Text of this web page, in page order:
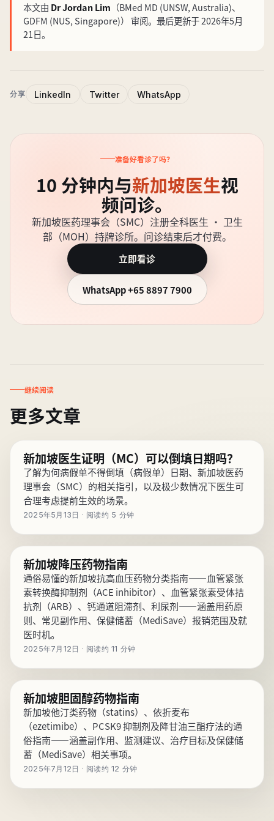
本文由 Dr Jordan Lim （BMed MD (UNSW, Australia)、
GDFM (NUS, Singapore)）
审阅。最后更新于 2026年5月
21日。
分享 LinkedIn Twitter WhatsApp
准备好看诊了吗？
10 分钟内与新加坡医生视
频问诊。
新加坡医药理事会（SMC）注册全科医生 · 卫生
部（MOH）持牌诊所。问诊结束后才付费。
立即看诊
WhatsApp+65 8897 7900
继续阅读
更多文章
新加坡医生证明（MC）可以倒填日期吗？
了解为何病假单不得倒填（病假单）日期、新加坡医药
理事会（SMC）的相关指引，以及极少数情况下医生可
合理考虑提前生效的场景。
2025年5月13日 · 阅读约 5 分钟
新加坡降压药物指南
通俗易懂的新加坡抗高血压药物分类指南——血管紧张
素转换酶抑制剂（ACE inhibitor）、血管紧张素受体拮
抗剂（ARB）、钙通道阻滞剂、利尿剂——涵盖用药原
则、常见副作用、保健储蓄（MediSave）报销范围及就
医时机。
2025年7月12日 · 阅读约 11 分钟
新加坡胆固醇药物指南
新加坡他汀类药物（statins）、依折麦布
（ezetimibe）、PCSK9 抑制剂及降甘油三酯疗法的通
俗指南——涵盖副作用、监测建议、治疗目标及保健储
蓄（MediSave）相关事项。
2025年7月12日 · 阅读约 12 分钟